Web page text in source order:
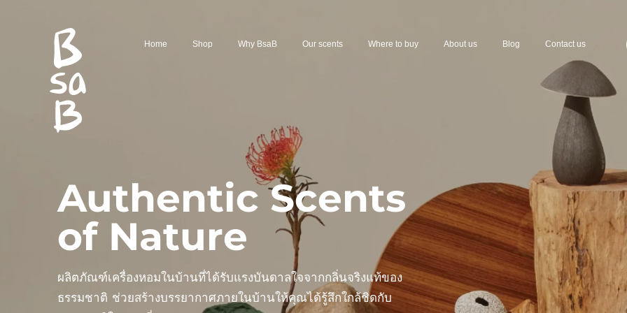
Home Shop Why BsaB Our scents Where to buy About us Blog Contact us
Authentic Scents
of Nature
ผลิตภัณฑ์เครื่องหอมในบ้านที่ได้รับแรงบันดาลใจจากกลิ่นจริงแท้ของ
ธรรมชาติ ช่วยสร้างบรรยากาศภายในบ้านให้คุณได้รู้สึกใกล้ชิดกับ